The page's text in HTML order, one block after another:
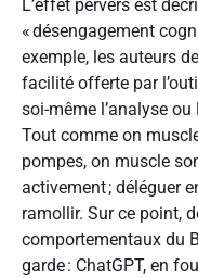
L’effet pervers est
« désengagement
exemple, les auteurs
facilité offerte par
soi-même l’analyse ou
Tout comme on
pompes, on muscle
activement ; déléguer
ramollir. Sur ce point,
comportementaux du
garde : ChatGPT, en